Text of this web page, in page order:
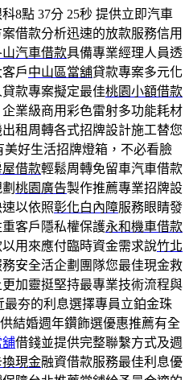
8點 37分 25秒 提供立即汽車
案借款分析迅速的放款服務信用
山汽車借款具備專業經理人員透
戶中山區當舖貸款專案多元化
款專案擬定最佳桃園小額借款
業級商用彩色雷射多功能耗材
租周轉各式招牌設計施工替您
美好生活招牌燈箱，不必看臉
借款輕鬆周轉免留車汽車借款
桃園廣告製作推薦專業招牌設
以依照彰化白內障服務眼睛發
客戶隱私權保護永和機車借款
用來應付臨時資金需求說竹北
安全活企劃團隊您最佳現金救
加靈挺堅持最專業技術流程與
最夯的利息選擇專員立鉑金珠
結婚週年鑽飾選優惠推薦有全
舖借錢並提供完整聯繫方式及週
換現金融資借款服務最佳利息優